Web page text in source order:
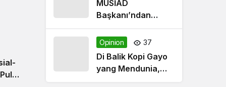
MÜSİAD
Başkanı’ndan
reformlara destek
çağrısı
Opinion 37
Di Balik Kopi Gayo
yang Mendunia,